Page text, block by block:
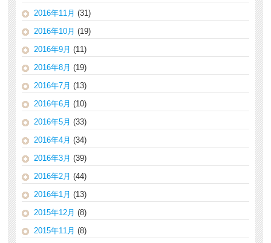
2016年11月 (31)
2016年10月 (19)
2016年9月 (11)
2016年8月 (19)
2016年7月 (13)
2016年6月 (10)
2016年5月 (33)
2016年4月 (34)
2016年3月 (39)
2016年2月 (44)
2016年1月 (13)
2015年12月 (8)
2015年11月 (8)